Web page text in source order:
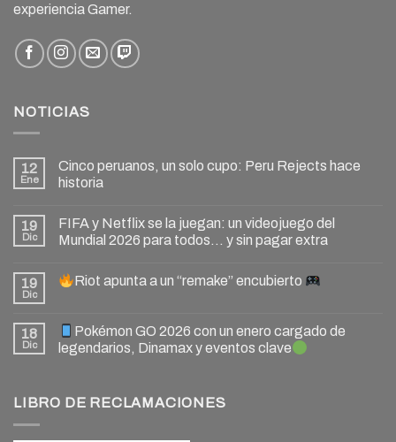
experiencia Gamer.
NOTICIAS
12
Ene
Cinco peruanos, un solo cupo: Peru Rejects hace
historia
19
Dic
FIFA y Netflix se la juegan: un videojuego del
Mundial 2026 para todos… y sin pagar extra
19
Dic
Riot apunta a un “remake” encubierto
18
Dic
Pokémon GO 2026 con un enero cargado de
legendarios, Dinamax y eventos clave
LIBRO DE RECLAMACIONES